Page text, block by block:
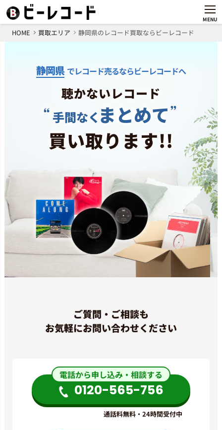
MENU
HOME 買取エリア 静岡県のレコード買取ならビーレコード
静岡県 でレコード売るならビーレコードへ
聴かないレコード
手間なく まとめて
買い取ります!!
ご質問・ご相談も
お気軽にお問い合わせください
電話から申し込み・相談する
0120-565-756
通話料無料・24時間受付中